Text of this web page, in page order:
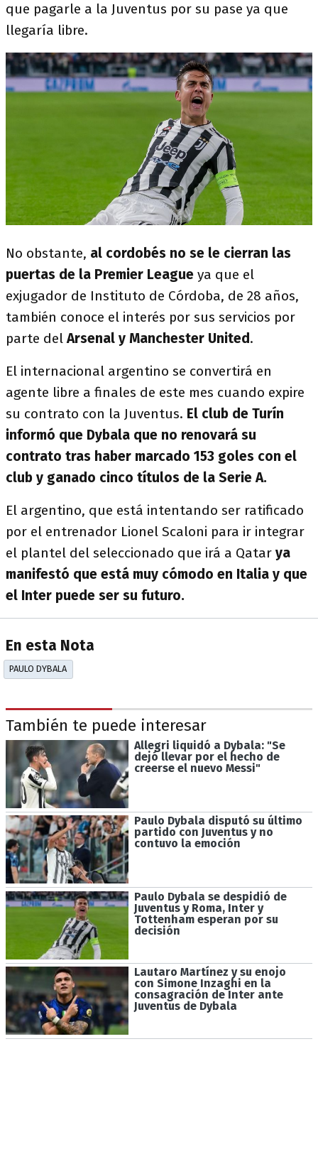
que pagarle a la Juventus por su pase ya que
llegaría libre.
No obstante, al cordobés no se le cierran las
puertas de la Premier League ya que el
exjugador de Instituto de Córdoba, de 28 años,
también conoce el interés por sus servicios por
parte delArsenal y Manchester United.
El internacional argentino se convertirá en
agente libre a finales de este mes cuando expire
su contrato con la Juventus. El club de Turín
informó que Dybala que no renovará su
contrato tras haber marcado 153 goles con el
club y ganado cinco títulos de la Serie A.
El argentino, que está intentando ser ratificado
por el entrenador Lionel Scaloni para ir integrar
el plantel del seleccionado que irá a Qatar ya
manifestó que está muy cómodo en Italia y que
el Inter puede ser su futuro.
En esta Nota
PAULO DYBALA
También te puede interesar
Allegri liquidó a Dybala: "Se
dejó llevar por el hecho de
creerse el nuevo Messi"
Paulo Dybala disputó su último
partido con Juventus y no
contuvo la emoción
Paulo Dybala se despidió de
Juventus y Roma, Inter y
Tottenham esperan por su
decisión
Lautaro Martínez y su enojo
con Simone Inzaghi en la
consagración de Inter ante
Juventus de Dybala